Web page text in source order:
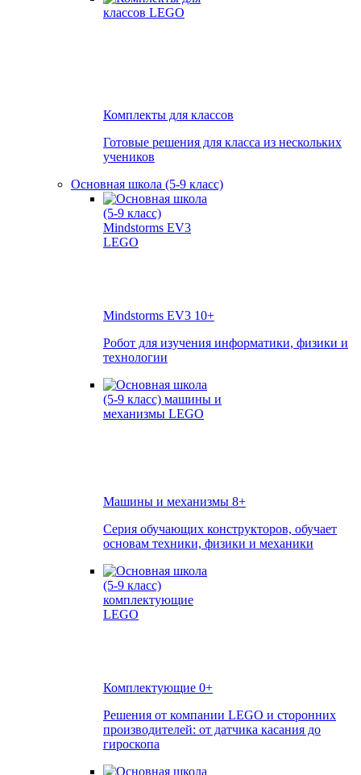
Комплекты для классов
Готовые решения для класса из нескольких
учеников
Основная школа (5-9 класс)
Mindstorms EV3 10+
Робот для изучения информатики, физики и
технологии
Машины и механизмы 8+
Серия обучающих конструкторов, обучает
основам техники, физики и механики
Комплектующие 0+
Решения от компании LEGO и сторонних
производителей: от датчика касания до
гироскопа